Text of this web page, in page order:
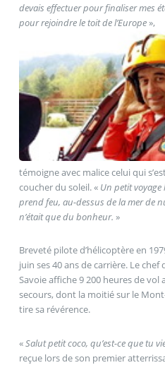
devais effectuer pour finaliser mes
pour rejoindre le toit de l’Europe»,
témoigne avec malice celui qui
coucher du soleil. « Un petit voyage
prend feu, au-dessus de la mer de
n’était que du bonheur. »
Breveté pilote d’hélicoptère en
juin ses 40 ans de carrière. Le
Savoie affiche 9 200 heures de
secours, dont la moitié sur le
tire sa révérence.
«Salut petit coco, qu’est-ce que tu
reçue lors de son premier